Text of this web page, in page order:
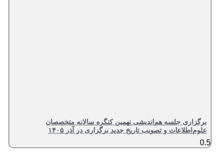
برگزاری جلسه هم‌اندیشی نهمین کنگره سالانه متخصصان
علوم‌اطلاعات و تصویب تاریخ جدید برگزاری در آذر ۱۴۰۵